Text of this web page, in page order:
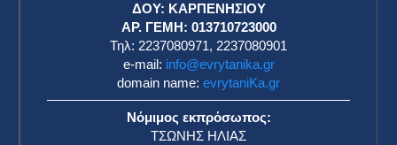
ΔΟΥ: ΚΑΡΠΕΝΗΣΙΟΥ
ΑΡ. ΓΕΜΗ: 013710723000
Τηλ: 2237080971, 2237080901
e-mail: info@evrytanika.gr
domain name: evrytaniKa.gr
Νόμιμος εκπρόσωπος:
ΤΣΩΝΗΣ ΗΛΙΑΣ